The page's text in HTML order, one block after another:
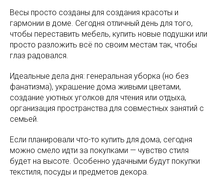
Весы просто созданы для создания красоты и
гармонии в доме. Сегодня отличный день для того,
чтобы переставить мебель, купить новые подушки или
просто разложить всё по своим местам так, чтобы
глаз радовался.
Идеальные дела дня: генеральная уборка (но без
фанатизма), украшение дома живыми цветами,
создание уютных уголков для чтения или отдыха,
организация пространства для совместных занятий с
семьей.
Если планировали что-то купить для дома, сегодня
можно смело идти за покупками — чувство стиля
будет на высоте. Особенно удачными будут покупки
текстиля, посуды и предметов декора.